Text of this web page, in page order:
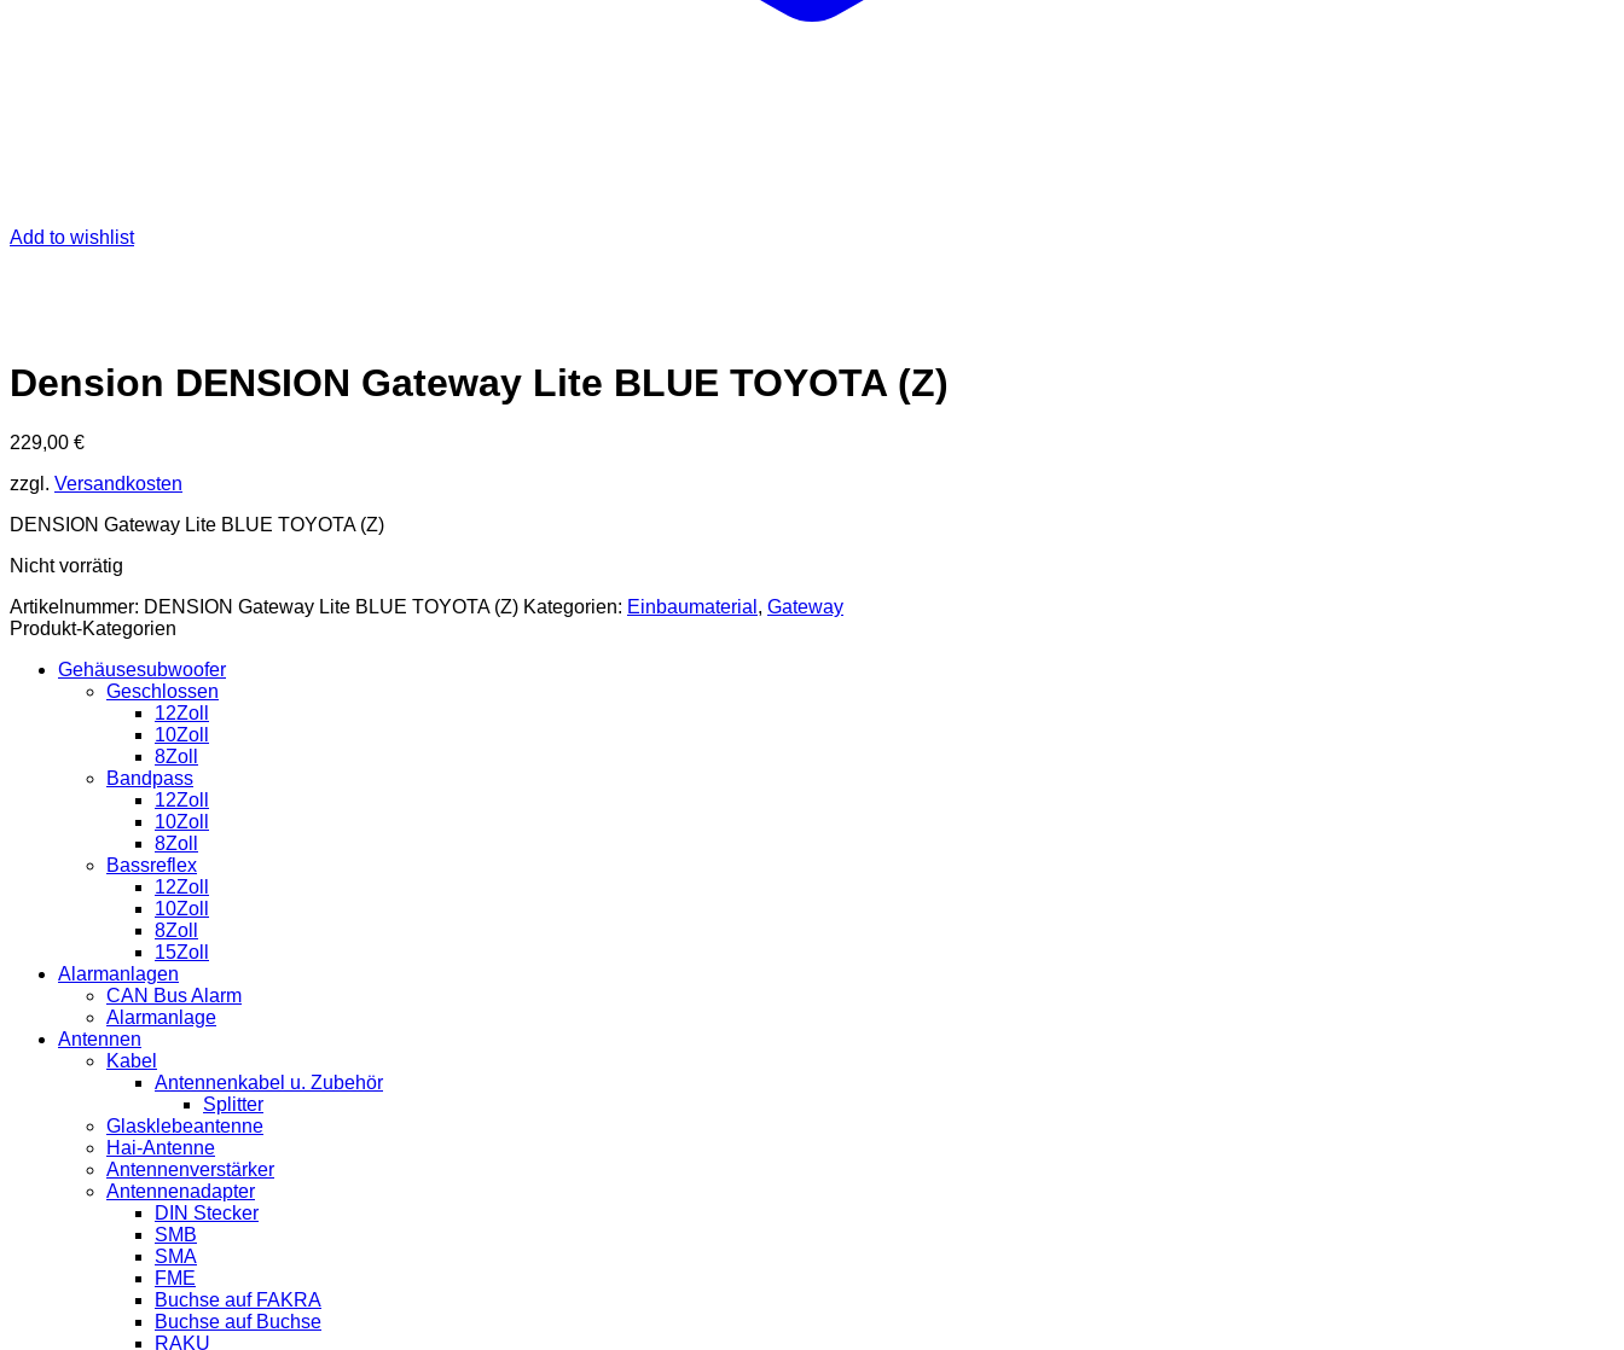
Add to wishlist
Dension DENSION Gateway Lite BLUE TOYOTA (Z)
229,00 €
zzgl. Versandkosten
DENSION Gateway Lite BLUE TOYOTA (Z)
Nicht vorrätig
Artikelnummer: DENSION Gateway Lite BLUE TOYOTA (Z) Kategorien: Einbaumaterial , Gateway
Produkt-Kategorien
Gehäusesubwoofer
Geschlossen
12Zoll
10Zoll
8Zoll
Bandpass
12Zoll
10Zoll
8Zoll
Bassreflex
12Zoll
10Zoll
8Zoll
15Zoll
Alarmanlagen
CAN Bus Alarm
Alarmanlage
Antennen
Kabel
Antennenkabel u. Zubehör
Splitter
Glasklebeantenne
Hai-Antenne
Antennenverstärker
Antennenadapter
DIN Stecker
SMB
SMA
FME
Buchse auf FAKRA
Buchse auf Buchse
RAKU